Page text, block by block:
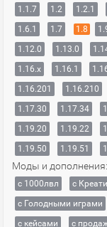
1.1.7
1.2 1.2.1
1.6.1
1.7 1.8
1.12.0
1.13.0
1.16.x
1.16.1
1.16.201
1.16.210
1.17.30
1.17.34
1.19.20
1.19.22
1.19.50
1.19.51
Моды и дополнения:
с 1000лвл c
с Голодными играми
с кейсами
с